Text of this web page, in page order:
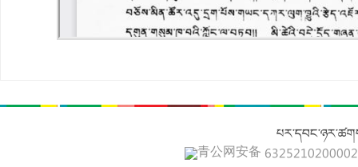
青公网安备